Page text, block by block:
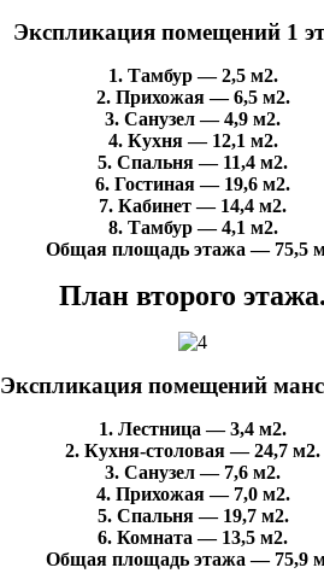
Экспликация помещений 1
1. Тамбур — 2,5 м2.
2. Прихожая — 6,5 м2.
3. Санузел — 4,9 м2.
4. Кухня — 12,1 м2.
5. Спальня — 11,4 м2.
6. Гостиная — 19,6 м2.
7. Кабинет — 14,4 м2.
8. Тамбур — 4,1 м2.
Общая площадь этажа — 75,5
План второго этажа.
Экспликация помещений
1. Лестница — 3,4 м2.
2. Кухня-столовая — 24,7 м2.
3. Санузел — 7,6 м2.
4. Прихожая — 7,0 м2.
5. Спальня — 19,7 м2.
6. Комната — 13,5 м2.
Общая площадь этажа — 75,9